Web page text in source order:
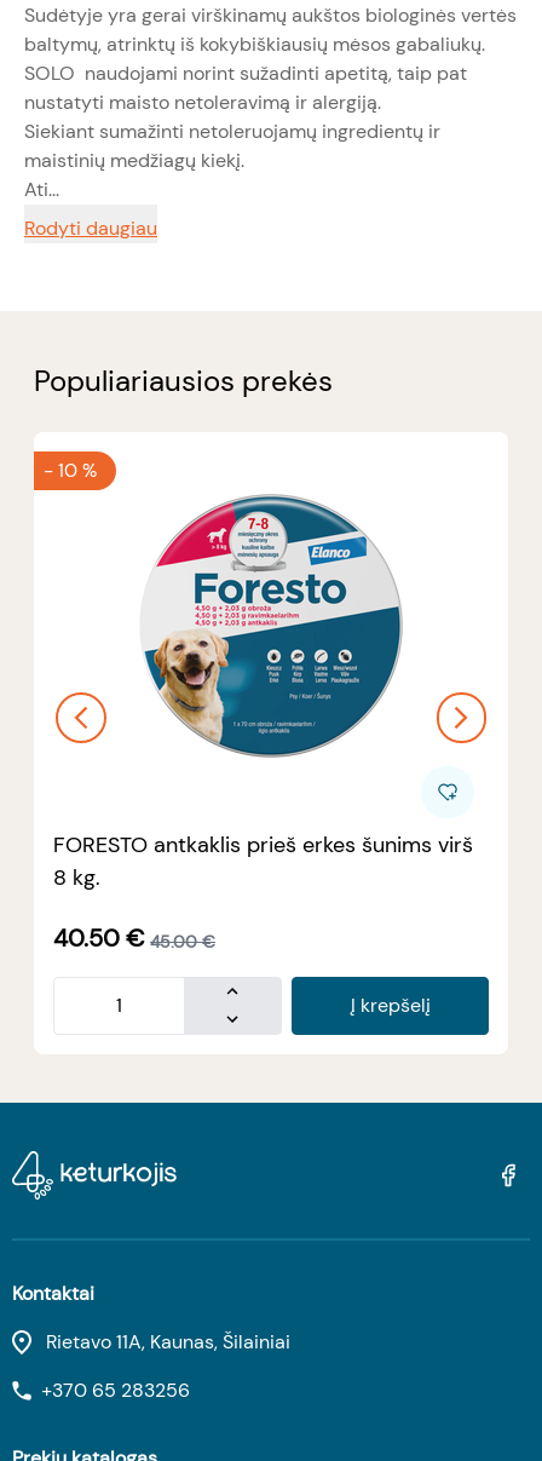
Sudėtyje yra gerai virškinamų aukštos biologinės vertės
baltymų, atrinktų iš kokybiškiausių mėsos gabaliukų.
SOLO naudojami norint sužadinti apetitą, taip pat
nustatyti maisto netoleravimą ir alergiją.
Siekiant sumažinti netoleruojamų ingredientų ir
maistinių medžiagų kiekį.
Ati...
Rodyti daugiau
Populiariausios prekės
-10 %
FORESTO antkaklis prieš erkes šunims virš
8 kg.
40.50€ 45.00 €
Į krepšelį
Kontaktai
Rietavo 11A, Kaunas, Šilainiai
+370 65 283256